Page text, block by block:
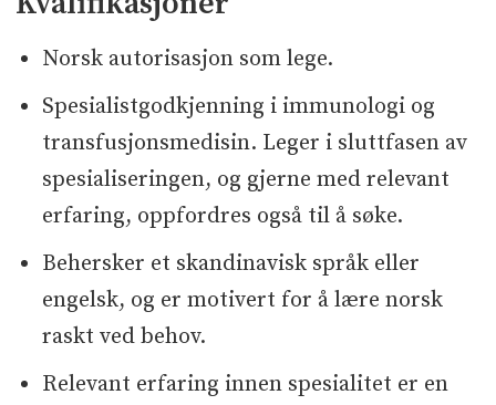
Norsk autorisasjon som lege.
Spesialistgodkjenning i immunologi og
transfusjonsmedisin. Leger i sluttfasen av
spesialiseringen, og gjerne med relevant
erfaring, oppfordres også til å søke.
Behersker et skandinavisk språk eller
engelsk, og er motivert for å lære norsk
raskt ved behov.
Relevant erfaring innen spesialitet er en